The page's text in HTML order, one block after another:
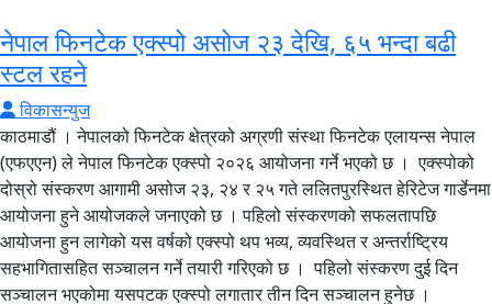
नेपाल फिनटेक एक्स्पो असोज २३ देखि, ६५ भन्दा बढी
स्टल रहने
विकासन्युज
काठमाडौं । नेपालको फिनटेक क्षेत्रको अग्रणी संस्था फिनटेक एलायन्स नेपाल
(एफएएन) ले नेपाल फिनटेक एक्स्पो २०२६ आयोजना गर्ने भएको छ । एक्स्पोको
दोस्रो संस्करण आगामी असोज २३, २४ र २५ गते ललितपुरस्थित हेरिटेज गार्डेनमा
आयोजना हुने आयोजकले जनाएको छ । पहिलो संस्करणको सफलतापछि
आयोजना हुन लागेको यस वर्षको एक्स्पो थप भव्य, व्यवस्थित र अन्तर्राष्ट्रिय
सहभागितासहित सञ्चालन गर्ने तयारी गरिएको छ । पहिलो संस्करण दुई दिन
सञ्चालन भएकोमा यसपटक एक्स्पो लगातार तीन दिन सञ्चालन हुनेछ ।